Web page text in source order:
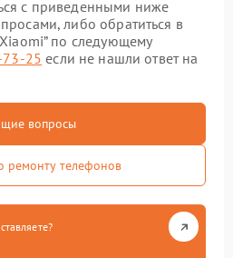
с приведенными ниже
либо обратиться в
по следующему
73-25 если не нашли ответ на
вопросы
ремонту телефонов